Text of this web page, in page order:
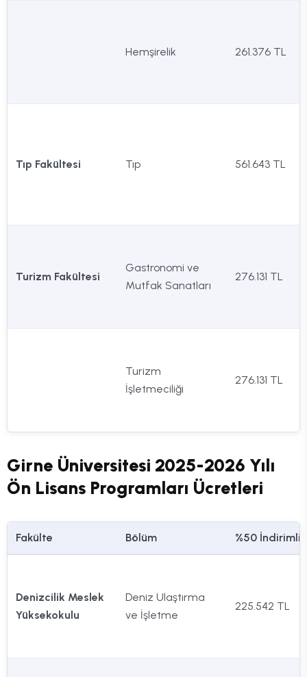
Hemşirelik 261.376 TL
Tıp Fakültesi Tıp 561.643 TL
Turizm Fakültesi
Gastronomi ve
Mutfak Sanatları
276.131 TL
Turizm
İşletmeciliği
276.131 TL
Girne Üniversitesi 2025-2026 Yılı
Ön Lisans Programları Ücretleri
Fakülte Bölüm %50 İndirimli
Denizcilik Meslek
Yüksekokulu
Deniz Ulaştırma
ve İşletme
225.542 TL